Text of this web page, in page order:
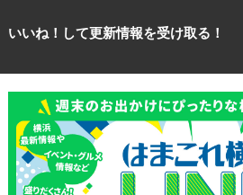
いいね！して更新情報を受け取る！